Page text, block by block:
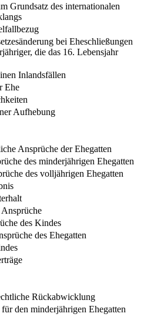
Grundsatz des internationalen
bei Eheschließungen
die das 16. Lebensjahr
Inlandsfällen
Ehe
Aufhebung
Ansprüche der Ehegatten
des minderjährigen Ehegatten
des volljährigen Ehegatten
des Kindes
des Ehegatten
Rückabwicklung
den minderjährigen Ehegatten